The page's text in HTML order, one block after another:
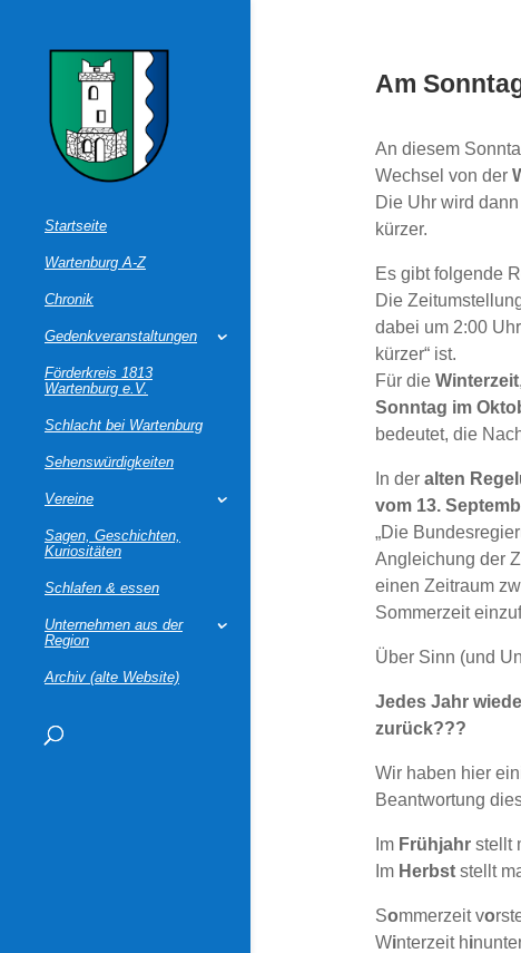
Startseite
Wartenburg A-Z
Chronik
Gedenkveranstaltungen
Förderkreis 1813
Wartenburg e.V.
Schlacht bei Wartenburg
Sehenswürdigkeiten
Vereine
Sagen, Geschichten,
Kuriositäten
Schlafen & essen
Unternehmen aus der
Region
Archiv (alte Website)
Am
An diesem
Wechsel von der
Die Uhr wird
kürzer.
Es gibt folgende
Die
dabei um 2:00
kürzer“ ist.
Für die Winterzeit
Sonntag im
bedeutet, die
In der alten
vom 13.
„Die
Angleichung der
einen Zeitraum
Sommerzeit
Über Sinn (und
Jedes Jahr
zurück???
Wir haben hier
Beantwortung
Im Frühjahrstellt
Im Herbststellt
Sommerzeit vo
Winterzeit hi